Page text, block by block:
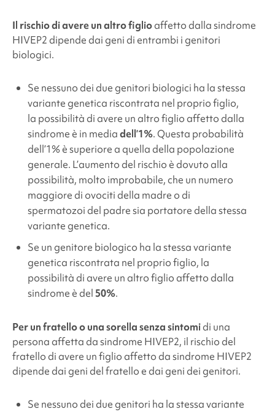
Il rischio di avere un altro figlioaffetto dallasindrome
HIVEP2 dipende dai geni di entrambi i genitori
biologici.
Se nessuno dei due genitori biologici ha la stessa
variante genetica riscontrata nel proprio figlio,
la possibilità di avere un altro figlio affetto dalla
sindrome è in mediadell’1%. Questa probabilità
dell’1% è superiore a quella della popolazione
generale. L’aumento del rischio è dovuto alla
possibilità, molto improbabile, che un numero
maggiore di ovociti della madre o di
spermatozoi del padre sia portatore della stessa
variante genetica.
Se un genitore biologico ha la stessa variante
genetica riscontrata nel proprio figlio, la
possibilità di avere un altro figlio affetto dalla
sindrome è del 50%.
Per un fratello o una sorella senza sintomidi una
persona affetta dasindrome HIVEP2, il rischio del
fratello di avere un figlio affetto dasindrome HIVEP2
dipende dai geni del fratello e dai geni dei genitori.
Se nessuno dei due genitori ha la stessa variante